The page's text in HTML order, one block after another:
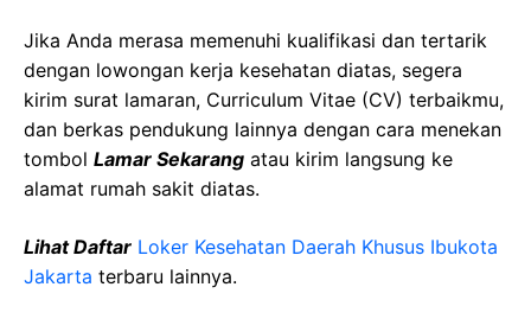
Jika Anda merasa memenuhi kualifikasi dan tertarik
dengan lowongan kerja kesehatan diatas, segera
kirim surat lamaran, Curriculum Vitae (CV) terbaikmu,
dan berkas pendukung lainnya dengan cara menekan
tombol Lamar Sekarang atau kirim langsung ke
alamat rumah sakit diatas.
Lihat Daftar Loker Kesehatan Daerah Khusus Ibukota
Jakarta terbaru lainnya.